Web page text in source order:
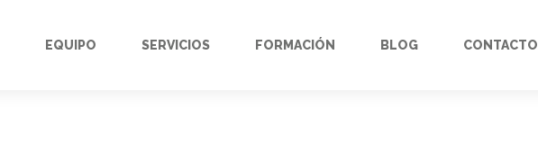
EQUIPO SERVICIOS FORMACIÓN BLOG CONTACTO